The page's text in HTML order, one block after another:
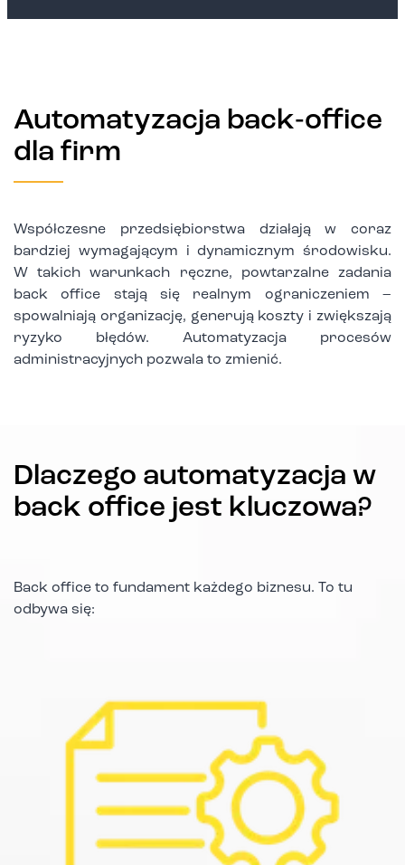
Automatyzacja back‑office
dla firm
Współczesne przedsiębiorstwa działają w coraz
bardziej wymagającym i dynamicznym środowisku.
W takich warunkach ręczne, powtarzalne zadania
back office stają się realnym ograniczeniem –
spowalniają organizację, generują koszty i zwiększają
ryzyko błędów. Automatyzacja procesów
administracyjnych pozwala to zmienić.
Dlaczego automatyzacja w
back office jest kluczowa?
Back office to fundament każdego biznesu. To tu
odbywa się: